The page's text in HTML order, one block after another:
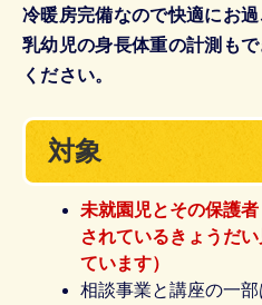
冷暖房完備なので快適にお過
乳幼児の身長体重の計測も
ください。
対象
未就園児とその保護
されているきょうだ
ています）
相談事業と講座の一